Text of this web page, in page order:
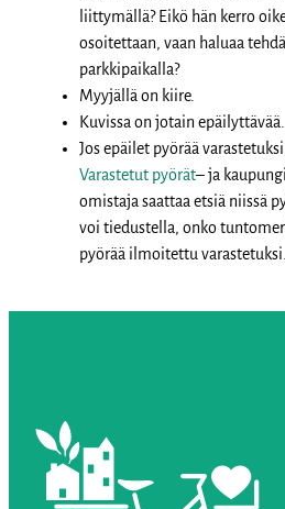
liittymällä? Eikö hän kerro
osoitettaan, vaan haluaa
parkkipaikalla?
Myyjällä on kiire.
Kuvissa on jotain epäilyttävää.
Jos epäilet pyörää
Varastetut pyörät– ja
omistaja saattaa etsiä niissä
voi tiedustella, onko
pyörää ilmoitettu varastetuksi.